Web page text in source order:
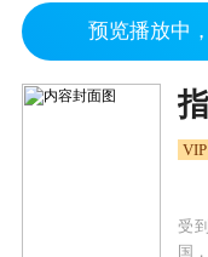
预览播放中
VIP
受
国